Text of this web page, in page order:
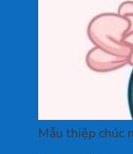
Mẫu thiệp chúc